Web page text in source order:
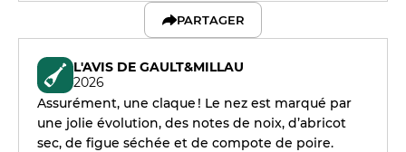
PARTAGER
L'AVIS DE GAULT&MILLAU
2026
Assurément, une claque ! Le nez est marqué par
une jolie évolution, des notes de noix, d’abricot
sec, de figue séchée et de compote de poire.